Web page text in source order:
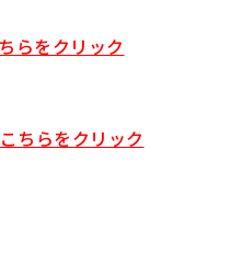
らをクリック
ちらをクリック